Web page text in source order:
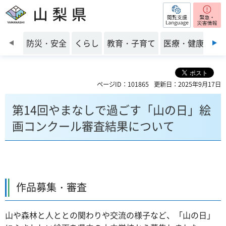
山梨県 閲覧支援
前のスライドを表示
防災・安全 くらし 教育・子育て 医療・健康・福
ページID：101865 更新日：2025年9月17日
第14回やまなしで過ごす「山の日」絵
画コンクール審査結果について
作品募集・審査
山や森林と人ととの関わりや交流の様子など、「山の日」